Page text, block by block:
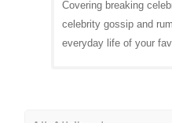
Covering breaking
celebrity gossip and
everyday life of your